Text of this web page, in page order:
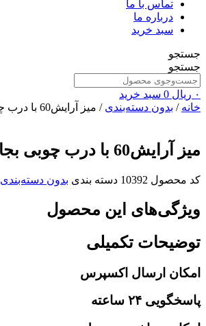
تماس با ما
درباره ما
سبد خرید
جستجو
جستجو
۰ ریال 0 سبد خرید
خانه / بدون دسته‌بندی / میز آرایش60 با درب چوبی بجای صندلی
میز آرایش60 با درب چوبی بجای صندلی
کد محصول 10392 دسته بندی بدون دسته‌بندی
ویژگی‌های این محصول
توضیحات تکمیلی
امکان ارسال اکسپرس
پاسخگویی ۲۴ ساعته